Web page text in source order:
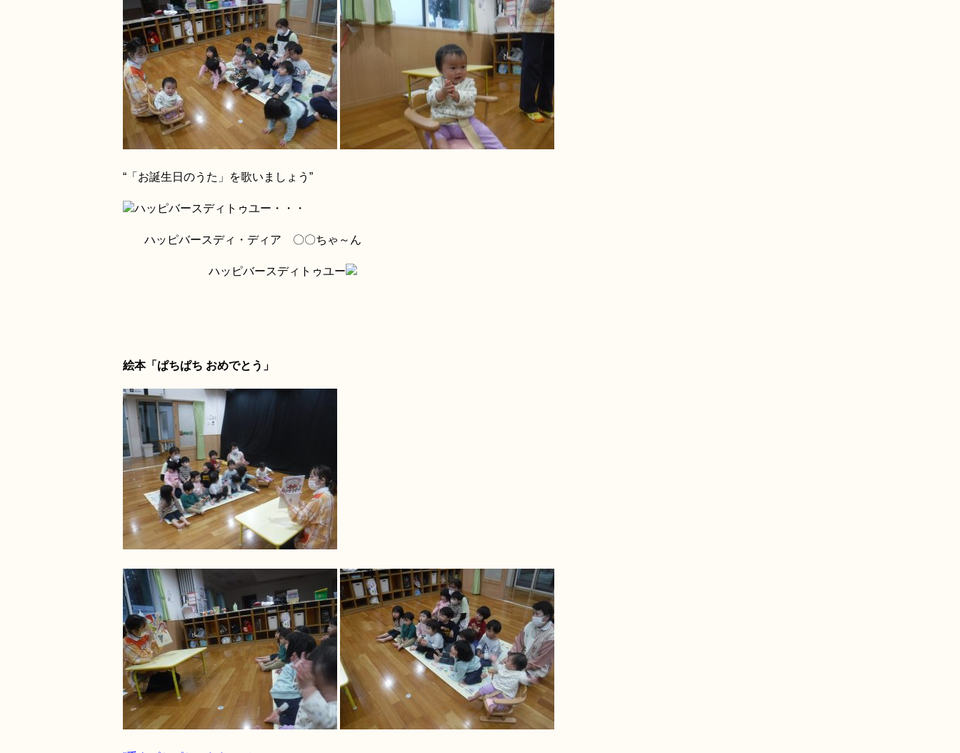
“「お誕生日 のうた」を歌いましょう”
ハッピバースディトゥユー・・・
ハッピバースディ・ディア 〇〇ちゃ～ん
ハッピバースディトゥユー
絵本「ぱちぱち おめでとう」